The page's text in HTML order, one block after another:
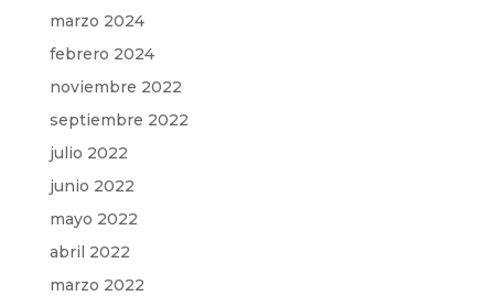
marzo 2024
febrero 2024
noviembre 2022
septiembre 2022
julio 2022
junio 2022
mayo 2022
abril 2022
marzo 2022